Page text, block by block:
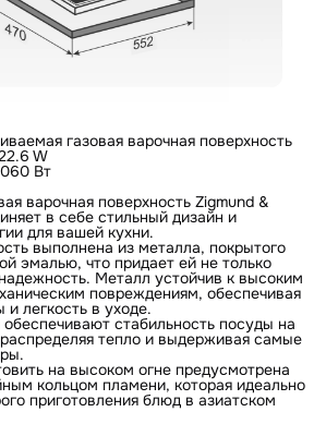
газовая варочная поверхность
W
Вт
варочная поверхность Zigmund &
в себе стильный дизайн и
для вашей кухни.
выполнена из металла, покрытого
эмалью, что придает ей не только
Металл устойчив к высоким
повреждениям, обеспечивая
легкость в уходе.
стабильность посуды на
тепло и выдерживая самые
на высоком огне предусмотрена
кольцом пламени, которая идеально
приготовления блюд в азиатском